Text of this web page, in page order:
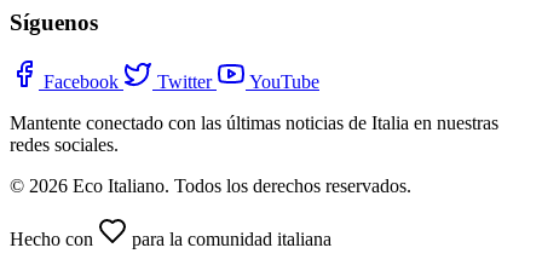
Síguenos
Facebook Twitter
YouTube
Mantente conectado con las últimas noticias de Italia en nuestras
redes sociales.
© 2026 Eco Italiano. Todos los derechos reservados.
Hecho con para la comunidad italiana